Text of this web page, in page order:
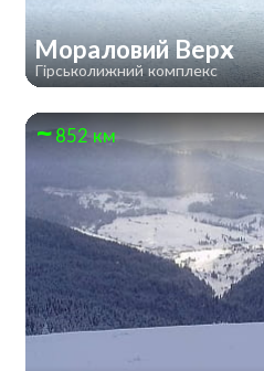
Мораловий Верх
Гірськолижний комплекс
852 км